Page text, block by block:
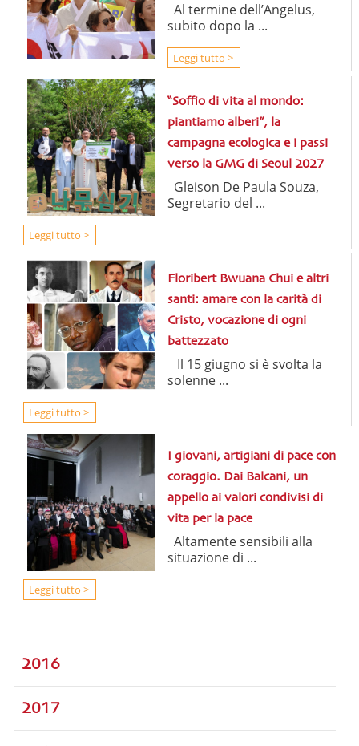
Al termine dell’Angelus,
subito dopo la ...
Leggi tutto >
“Soffio di vita al mondo:
piantiamo alberi”, la
campagna ecologica e i passi
verso la GMG di Seoul 2027
Gleison De Paula Souza,
Segretario del ...
Leggi tutto >
Floribert Bwuana Chui e altri
santi: amare con la carità di
Cristo, vocazione di ogni
battezzato
Il 15 giugno si è svolta la
solenne ...
Leggi tutto >
I giovani, artigiani di pace con
coraggio. Dai Balcani, un
appello ai valori condivisi di
vita per la pace
Altamente sensibili alla
situazione di ...
Leggi tutto >
2016
2017